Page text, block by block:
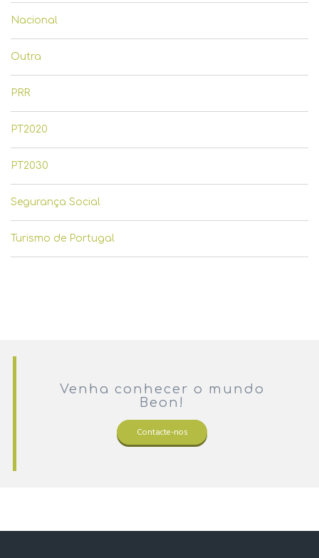
Nacional
Outra
PRR
PT2020
PT2030
Segurança Social
Turismo de Portugal
Venha conhecer o mundo
Beon!
Contacte-nos